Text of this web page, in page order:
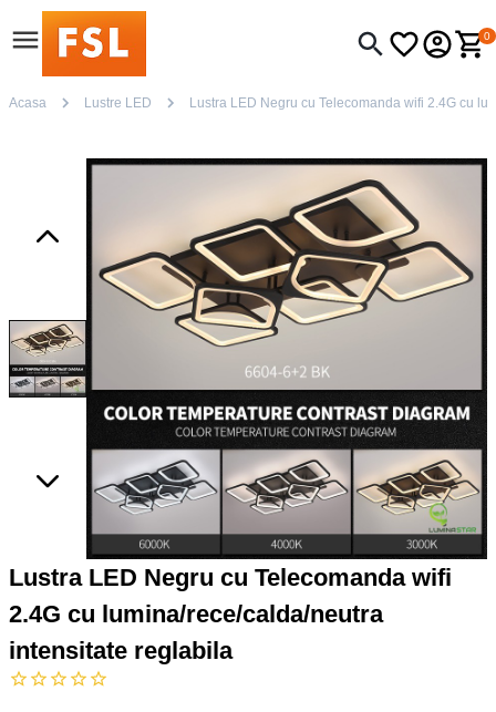
0
Acasa Lustre LED Lustra LED Negru cu Telecomanda wifi 2.4G cu
Lustra LED Negru cu Telecomanda wifi
2.4G cu lumina/rece/calda/neutra
intensitate reglabila